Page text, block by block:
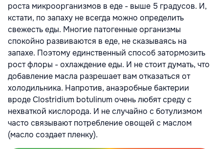
роста микроорганизмов в еде - выше 5 градусов. И,
кстати, по запаху не всегда можно определить
свежесть еды. Многие патогенные организмы
спокойно развиваются в еде, не сказываясь на
запахе. Поэтому единственный способ затормозить
рост флоры - охлаждение еды. И не стоит думать, что
добавление масла разрешает вам отказаться от
холодильника. Напротив, анаэробные бактерии
вроде Clostridium botulinum очень любят среду с
нехваткой кислорода. И не случайно с ботулизмом
часто связывают потребление овощей с маслом
(масло создает пленку).